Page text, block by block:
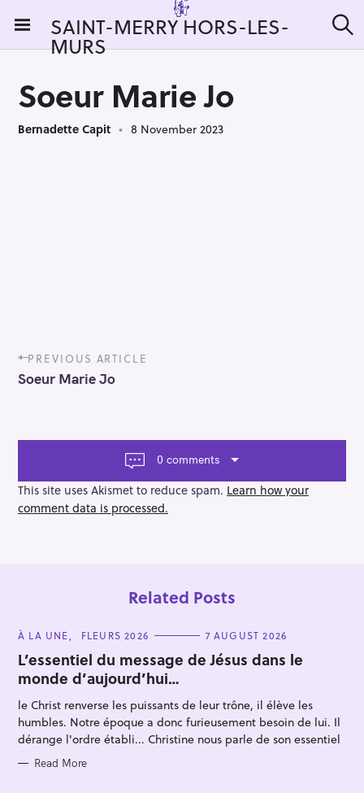
i
SAINT-MERRY HORS-LES-
MURS e
Soeur Marie Jo
Bernadette Capit 8 November 2023
P
o
s
a
g
a
t
PREVIOUS ARTICLE
Soeur Marie Jo
0 comments
This site uses Akismet to reduce spam. Learn how your
comment data is processed.
Related Posts
C
T
E
G
O
R
I
E
S
À LA UNE FLEURS 2026 7 AUGUST 2026
L’essentiel du message de Jésus dans le
monde d’aujourd’hui…
le Christ renverse les puissants de leur trône, il élève les
humbles. Notre époque a donc furieusement besoin de lui. Il
dérange l'ordre établi... Christine nous parle de son essentiel
Read More